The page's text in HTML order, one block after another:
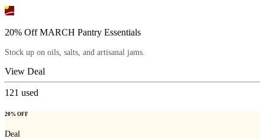
20% Off MARCH Pantry Essentials
Stock up on oils, salts, and artisanal jams.
View Deal
121 used
20% OFF
Deal